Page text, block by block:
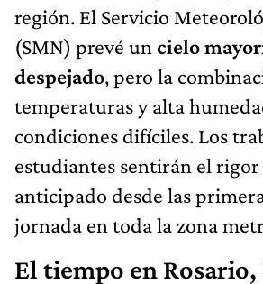
región. El Servicio
(SMN) prevé un cielo
despejado, pero la
temperaturas y alta
condiciones difíciles. Los
estudiantes sentirán el
anticipado desde las
jornada en toda la zona
El tiempo en Rosario,